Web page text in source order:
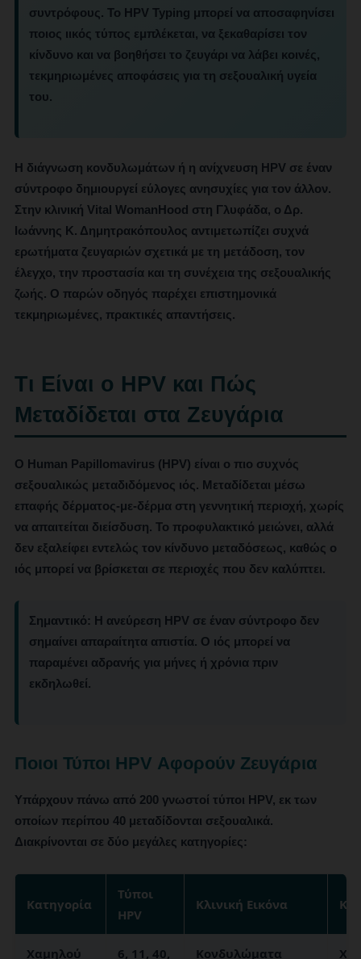
συντρόφους. Το HPV Typing μπορεί να αποσαφηνίσει
ποιος ιικός τύπος εμπλέκεται, να ξεκαθαρίσει τον
κίνδυνο και να βοηθήσει το ζευγάρι να λάβει κοινές,
τεκμηριωμένες αποφάσεις για τη σεξουαλική υγεία
του.
Η διάγνωση κονδυλωμάτων ή η ανίχνευση HPV σε έναν
σύντροφο δημιουργεί εύλογες ανησυχίες για τον άλλον.
Στην κλινική Vital WomanHood στη Γλυφάδα, ο Δρ.
Ιωάννης Κ. Δημητρακόπουλος αντιμετωπίζει συχνά
ερωτήματα ζευγαριών σχετικά με τη μετάδοση, τον
έλεγχο, την προστασία και τη συνέχεια της σεξουαλικής
ζωής. Ο παρών οδηγός παρέχει επιστημονικά
τεκμηριωμένες, πρακτικές απαντήσεις.
Τι Είναι ο HPV και Πώς
Μεταδίδεται στα Ζευγάρια
Ο Human Papillomavirus (HPV) είναι ο πιο συχνός
σεξουαλικώς μεταδιδόμενος ιός. Μεταδίδεται μέσω
επαφής δέρματος-με-δέρμα στη γεννητική περιοχή, χωρίς
να απαιτείται διείσδυση. Το προφυλακτικό μειώνει, αλλά
δεν εξαλείφει εντελώς τον κίνδυνο μεταδόσεως, καθώς ο
ιός μπορεί να βρίσκεται σε περιοχές που δεν καλύπτει.
Σημαντικό: Η ανεύρεση HPV σε έναν σύντροφο δεν
σημαίνει απαραίτητα απιστία. Ο ιός μπορεί να
παραμένει αδρανής για μήνες ή χρόνια πριν
εκδηλωθεί.
Ποιοι Τύποι HPV Αφορούν Ζευγάρια
Υπάρχουν πάνω από 200 γνωστοί τύποι HPV, εκ των
οποίων περίπου 40 μεταδίδονται σεξουαλικά.
Διακρίνονται σε δύο μεγάλες κατηγορίες:
Κατηγορία
Τύποι
HPV
Κλινική Εικόνα
Χαμηλού
6, 11, 40,
Κονδυλώματα